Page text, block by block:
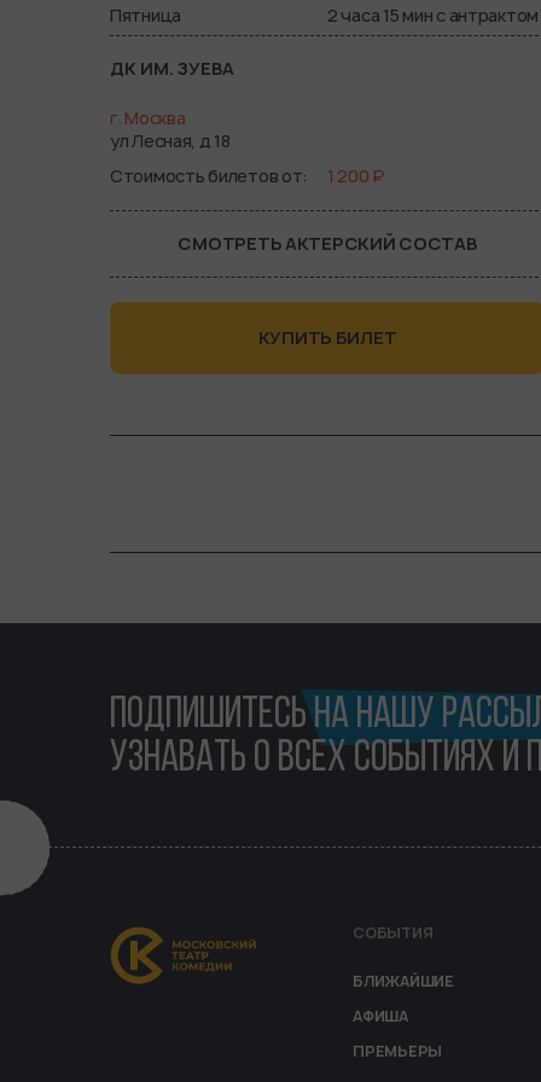
Пятница 2 часа 15 мин с антрактом
ДК ИМ. ЗУЕВА
г. Москва
ул Лесная, д 18
Стоимость билетов от
1 200 ₽
СМОТРЕТЬ АКТЕРСКИЙ СОСТАВ
КУПИТЬ БИЛЕТ
ПОДПИШИТЕСЬНА НАШУ
УЗНАВАТЬ О ВСЕХ СОБЫТИЯХ И
MENU
СОБЫТИЯ
БЛИЖАЙШИЕ
АФИША
ПРЕМЬЕРЫ